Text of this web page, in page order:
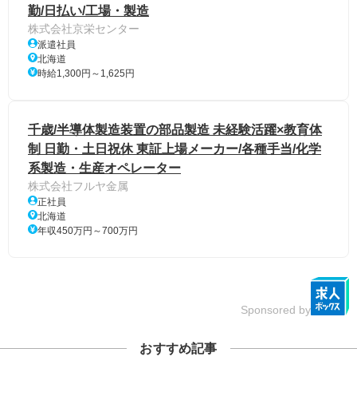
勤/日払い/工場・製造
株式会社京栄センター
派遣社員
北海道
時給1,300円～1,625円
千歳/半導体製造装置の部品製造 未経験活躍×教育体
制 日勤・土日祝休 東証上場メーカー/各種手当/化学
系製造・生産オペレーター
株式会社フルヤ金属
正社員
北海道
年収450万円～700万円
Sponsored by
おすすめ記事